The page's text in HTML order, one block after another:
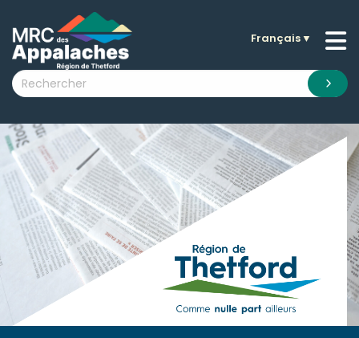
submenu (La MRC )
submenu (Citoyens )
submenu (Visiteurs )
submenu (Nouvelles )
submenu (Documentation )
Français▼